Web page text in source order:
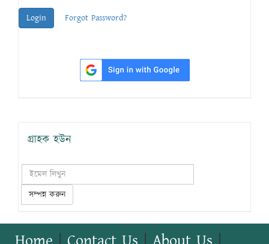
Login Forgot Password?
গ্রাহক হউন
সম্পন্ন করুন